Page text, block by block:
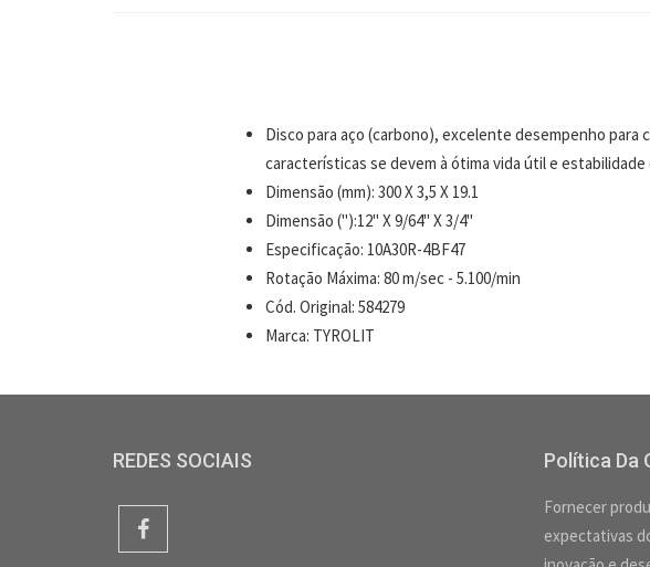
Disco para aço (carbono), excelente desempenho para
características se devem à ótima vida útil e estabilidade
Dimensão (mm): 300 X 3,5 X 19.1
Dimensão ("):12" X 9/64" X 3/4"
Especificação: 10A30R-4BF47
Rotação Máxima: 80 m/sec - 5.100/min
Cód. Original: 584279
Marca: TYROLIT
REDES SOCIAIS Política Da
Fornecer
expectativas